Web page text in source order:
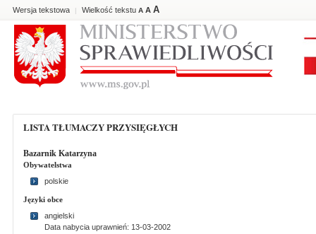
Wersja tekstowa | Wielkość tekstu A A A
LISTA TŁUMACZY PRZYSIĘGŁYCH
Bazarnik Katarzyna
Obywatelstwa
polskie
Języki obce
angielski
Data nabycia uprawnień: 13-03-2002